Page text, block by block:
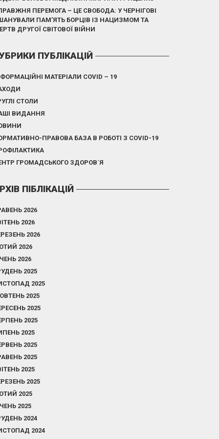
ПЕРЕМОГА – ЦЕ СВОБОДА: У ЧЕРНІГОВІ
ПАМ’ЯТЬ БОРЦІВ ІЗ НАЦИЗМОМ ТА
ДРУГОЇ СВІТОВОЇ ВІЙНИ
ПУБЛІКАЦІЙ
МАТЕРІАЛИ COVID – 19
СТОЛИ
ВИДАННЯ
ПРАВОВА БАЗА В РОБОТІ З COVID-19
ГРОМАДСЬКОГО ЗДОРОВ`Я
ПІБЛІКАЦІЙ
2026
2026
2026
2026
2026
2025
2025
2025
2025
2025
2025
2025
2025
2025
2025
2025
2025
2024
2024